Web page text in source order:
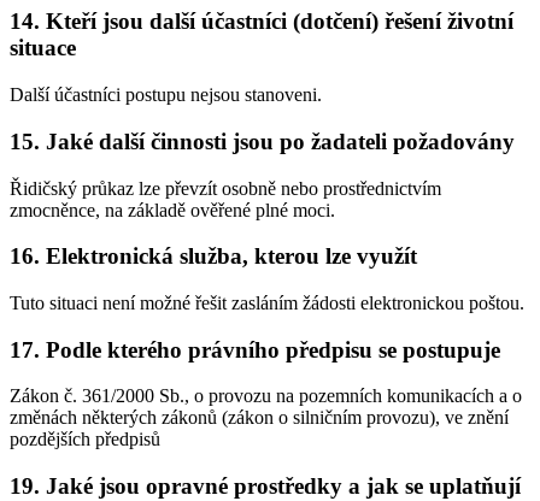
14. Kteří jsou další účastníci (dotčení) řešení životní
situace
Další účastníci postupu nejsou stanoveni.
15. Jaké další činnosti jsou po žadateli požadovány
Řidičský průkaz lze převzít osobně nebo prostřednictvím
zmocněnce, na základě ověřené plné moci.
16. Elektronická služba, kterou lze využít
Tuto situaci není možné řešit zasláním žádosti elektronickou poštou.
17. Podle kterého právního předpisu se postupuje
Zákon č. 361/2000 Sb., o provozu na pozemních komunikacích a o
změnách některých zákonů (zákon o silničním provozu), ve znění
pozdějších předpisů
19. Jaké jsou opravné prostředky a jak se uplatňují